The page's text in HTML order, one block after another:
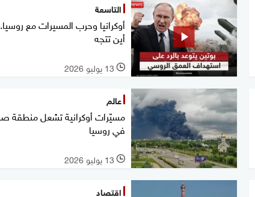
التاسعة
أوكرانيا وحرب المسيرات مع
أين تتجه
l 13 يوليو 2026
عالم
مسيّرات أوكرانية تشعل منطقة
في روسيا
l 13 يوليو 2026
اقتصاد